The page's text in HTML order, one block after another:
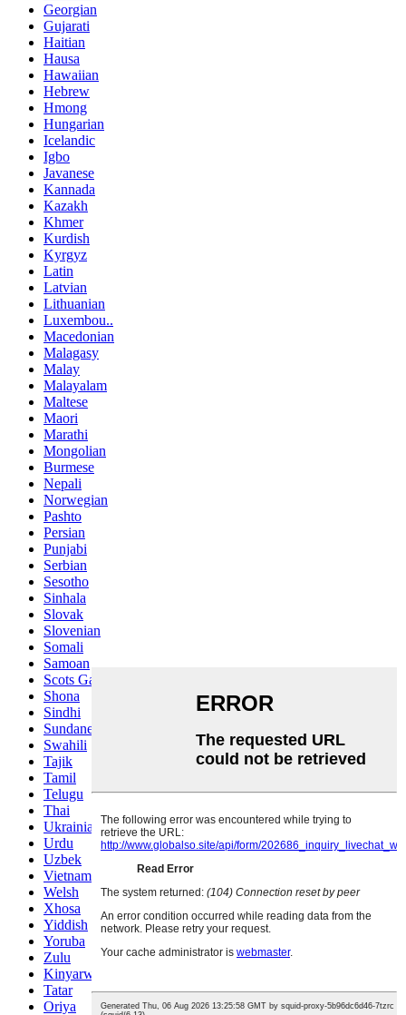
Georgian
Gujarati
Haitian
Hausa
Hawaiian
Hebrew
Hmong
Hungarian
Icelandic
Igbo
Javanese
Kannada
Kazakh
Khmer
Kurdish
Kyrgyz
Latin
Latvian
Lithuanian
Luxembou..
Macedonian
Malagasy
Malay
Malayalam
Maltese
Maori
Marathi
Mongolian
Burmese
Nepali
Norwegian
Pashto
Persian
Punjabi
Serbian
Sesotho
Sinhala
Slovak
Slovenian
Somali
Samoan
Scots Gaelic
Shona
Sindhi
Sundanese
Swahili
Tajik
Tamil
Telugu
Thai
Ukrainian
Urdu
Uzbek
Vietnamese
Welsh
Xhosa
Yiddish
Yoruba
Zulu
Kinyarwanda
Tatar
Oriya